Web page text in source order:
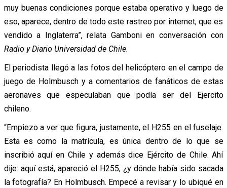
muy buenas condiciones porque estaba operativo y luego de
eso, aparece, dentro de todo este rastreo por internet, que es
vendido a Inglaterra”, relata Gamboni en conversación con
Radio y Diario Universidad de Chile.
El periodista llegó a las fotos del helicóptero en el campo de
juego de Holmbusch y a comentarios de fanáticos de estas
aeronaves que especulaban que podía ser del Ejercito
chileno.
“Empiezo a ver que figura, justamente, el H255 en el fuselaje.
Esta es como la matrícula, es única dentro de lo que se
inscribió aquí en Chile y además dice Ejército de Chile. Ahí
dije: aquí está, apareció el H255, ¿y dónde había sido sacada
la fotografía? En Holmbusch. Empecé a revisar y lo ubiqué en